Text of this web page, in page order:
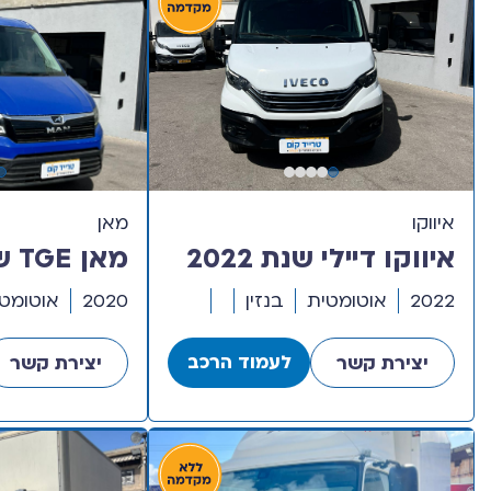
איווקו
איווקו דיילי שנת 2022
דגם בינוני גבוה
2022 אוטומטית בנזין
יצירת קשר לעמוד הרכב
מאן
דגם חד
שילדה 4.5 מטר
2020
יצירת קשר